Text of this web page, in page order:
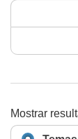
Mostrar